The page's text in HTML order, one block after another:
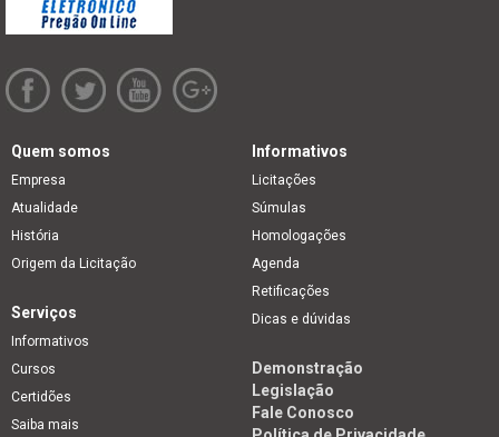
Quem somos
Empresa
Atualidade
História
Origem da Licitação
Informativos
Licitações
Súmulas
Homologações
Agenda
Retificações
Dicas e dúvidas
Serviços
Informativos
Cursos
Certidões
Saiba mais
Demonstração
Legislação
Fale Conosco